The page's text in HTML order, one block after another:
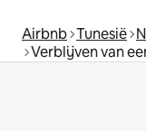
Airbnb Tunesië
Verblijven van